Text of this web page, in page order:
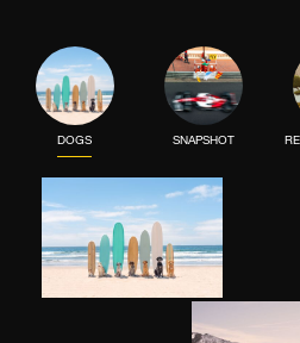
DOGS SNAPSHOT